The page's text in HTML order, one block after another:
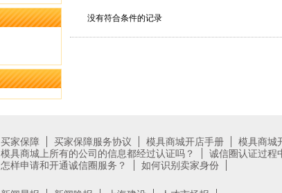
没有符合条件的记录
买家保障 买家保障服务协议 模具商城开店手册
模具商城
模具商城上所有的公司的信息都经过认证吗？
诚信圈认证过程
怎样申请和开通诚信圈服务？
如何识别卖家身份